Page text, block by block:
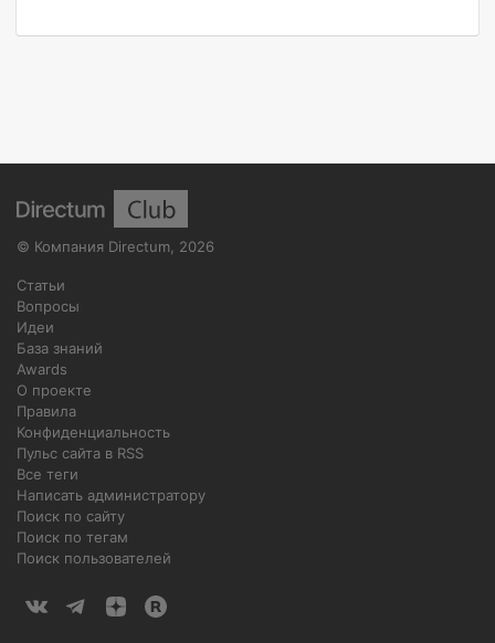
© Компания Directum 2026
Статьи
Вопросы
Идеи
База знаний
Awards
О проекте
Правила
Конфиденциальность
Пульс сайта в RSS
Все теги
Написать администратору
Поиск по сайту
Поиск по тегам
Поиск пользователей